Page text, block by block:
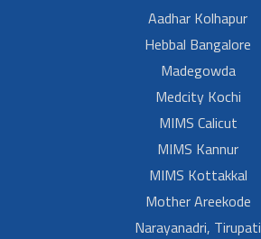
Aadhar Kolhapur
Hebbal Bangalore
Madegowda
Medcity Kochi
MIMS Calicut
MIMS Kannur
MIMS Kottakkal
Mother Areekode
Narayanadri, Tirupati